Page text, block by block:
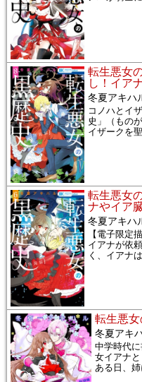
転生悪女
し！イア
冬夏アキハ
コノハとイ
史」（もの
イザークを
転生悪女
ナやイア
冬夏アキハ
【電子限定
イアナが依
く、イアナ
転生悪女
冬夏アキ
中学時代
女イアナと
ある日、